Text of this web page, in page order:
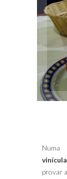
Numa
vinícula
provar